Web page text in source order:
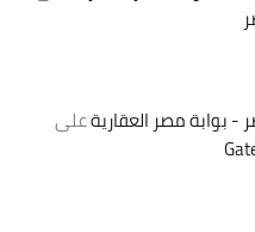
بوابة مصر العقاريةعلى